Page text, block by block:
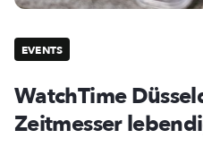
EVENTS
WatchTime
Zeitmesser